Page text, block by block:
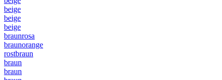
beige
beige
beige
braunrosa
braunorange
rostbraun
braun
braun